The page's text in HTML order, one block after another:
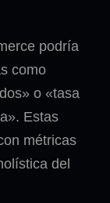
podría
como
o «tasa
Estas
métricas
del